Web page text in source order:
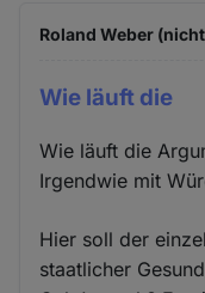
Roland Weber
Wie läuft die
Wie läuft die
Irgendwie mit
Hier soll der
staatlicher